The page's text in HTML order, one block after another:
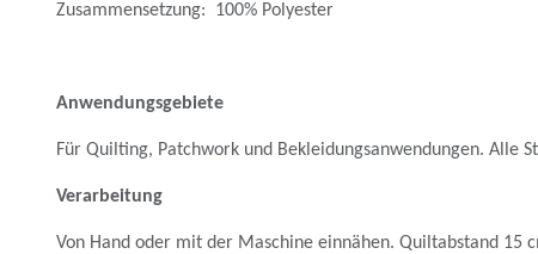
Zusammensetzung: 100% Polyester
Anwendungsgebiete
Für Quilting, Patchwork und Bekleidungsanwendungen. Alle
Verarbeitung
Von Hand oder mit der Maschine einnähen. Quiltabstand 15